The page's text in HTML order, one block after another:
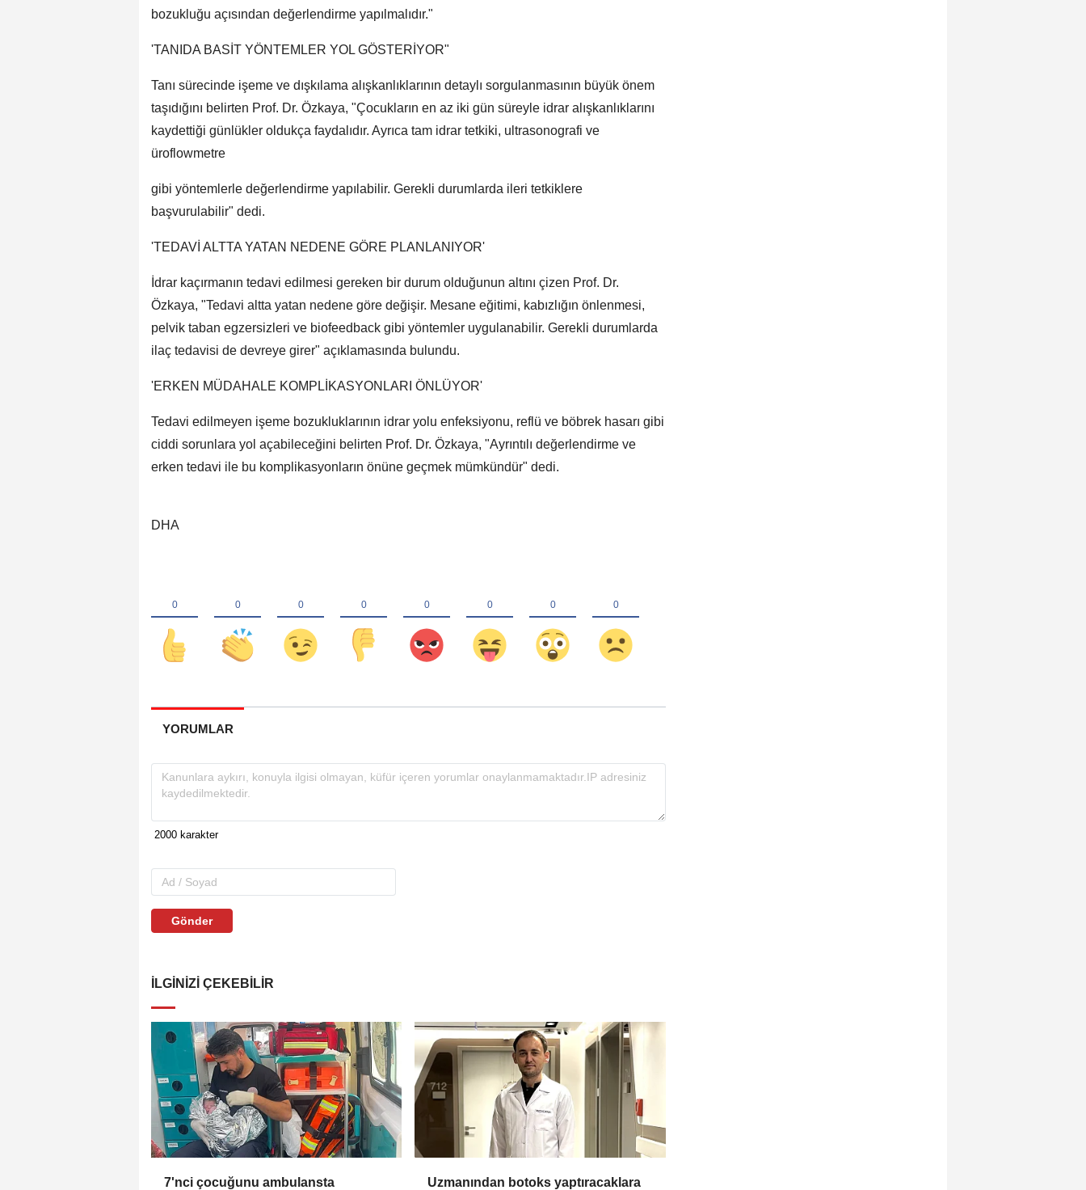
bozukluğu açısından değerlendirme yapılmalıdır."
'TANIDA BASİT YÖNTEMLER YOL GÖSTERİYOR"
Tanı sürecinde işeme ve dışkılama alışkanlıklarının detaylı sorgulanmasının büyük önem
taşıdığını belirten Prof. Dr. Özkaya, "Çocukların en az iki gün süreyle idrar alışkanlıklarını
kaydettiği günlükler oldukça faydalıdır. Ayrıca tam idrar tetkiki, ultrasonografi ve
üroflowmetre
gibi yöntemlerle değerlendirme yapılabilir. Gerekli durumlarda ileri tetkiklere
başvurulabilir" dedi.
'TEDAVİ ALTTA YATAN NEDENE GÖRE PLANLANIYOR'
İdrar kaçırmanın tedavi edilmesi gereken bir durum olduğunun altını çizen Prof. Dr.
Özkaya, "Tedavi altta yatan nedene göre değişir. Mesane eğitimi, kabızlığın önlenmesi,
pelvik taban egzersizleri ve biofeedback gibi yöntemler uygulanabilir. Gerekli durumlarda
ilaç tedavisi de devreye girer" açıklamasında bulundu.
'ERKEN MÜDAHALE KOMPLİKASYONLARI ÖNLÜYOR'
Tedavi edilmeyen işeme bozukluklarının idrar yolu enfeksiyonu, reflü ve böbrek hasarı gibi
ciddi sorunlara yol açabileceğini belirten Prof. Dr. Özkaya, "Ayrıntılı değerlendirme ve
erken tedavi ile bu komplikasyonların önüne geçmek mümkündür" dedi.
DHA
YORUMLAR
Gönder
İLGINIZI ÇEKEBILIR
7'nci çocuğunu ambulansta Uzmanından botoks yaptıracaklara